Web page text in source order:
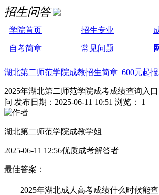
招生问答
学院首页 招生专业
自考简章 常见问题
湖北第二师范学院成教招生简章 600元起
2025年湖北第二师范学院成考成绩查询入口
问 发布日期：2025-06-11 10:51 浏览： 1
湖北第二师范学院成教学姐
2025-06-11 12:56优质成考解答者
最佳答案：
2025年湖北成人高考成绩什么时候能